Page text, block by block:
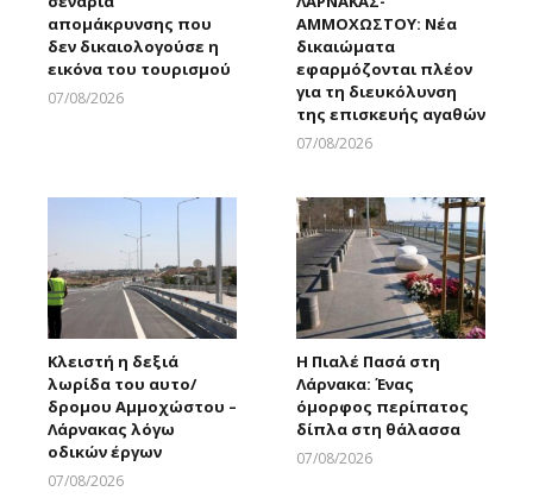
απομάκρυνσης που
δεν δικαιολογούσε η
εικόνα του τουρισμού
07/08/2026
ΑΜΜΟΧΩΣΤΟΥ: Νέα
δικαιώματα
εφαρμόζονται πλέον
για τη διευκόλυνση
της επισκευής αγαθών
07/08/2026
Κλειστή η δεξιά
λωρίδα του αυτο/
δρομου Αμμοχώστου –
Λάρνακας λόγω
οδικών έργων
07/08/2026
Η Πιαλέ Πασά στη
Λάρνακα: Ένας
όμορφος περίπατος
δίπλα στη θάλασσα
07/08/2026